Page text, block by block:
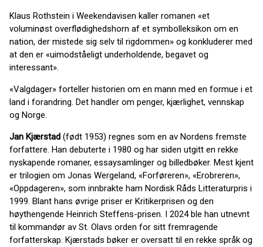
Klaus Rothstein i Weekendavisen kaller romanen «et
voluminøst overflødighedshorn af et symbolleksikon om en
nation, der mistede sig selv til rigdommen» og konkluderer med
at den er «uimodståeligt underholdende, begavet og
interessant».
«Valgdager» forteller historien om en mann med en formue i et
land i forandring. Det handler om penger, kjærlighet, vennskap
og Norge.
Jan Kjærstad (født 1953) regnes som en av Nordens fremste
forfattere. Han debuterte i 1980 og har siden utgitt en rekke
nyskapende romaner, essaysamlinger og billedbøker. Mest kjent
er trilogien om Jonas Wergeland, «Forføreren», «Erobreren»,
«Oppdageren», som innbrakte ham Nordisk Råds Litteraturpris i
1999. Blant hans øvrige priser er Kritikerprisen og den
høythengende Heinrich Steffens-prisen. I 2024 ble han utnevnt
til kommandør av St. Olavs orden for sitt fremragende
forfatterskap. Kjærstads bøker er oversatt til en rekke språk og